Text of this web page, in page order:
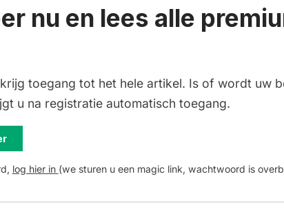
nu en lees alle
toegang tot het hele artikel. Is of wordt uw
u na registratie automatisch toegang.
log hier in (we sturen u een magic link, wachtwoord is